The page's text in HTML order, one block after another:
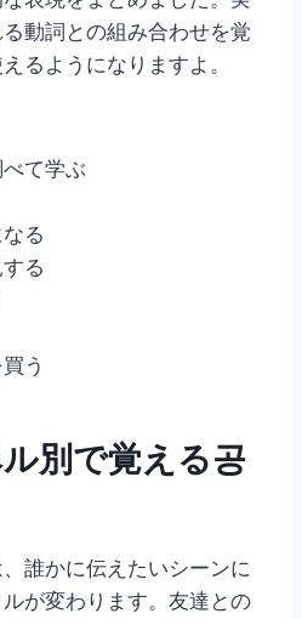
動詞との組み合わせを覚
るようになりますよ。
て学ぶ
る
る
う
ル別で覚える공
、誰かに伝えたいシーンに
が変わります。友達との